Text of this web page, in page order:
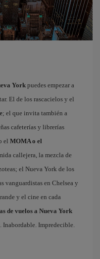
York puedes empezar a
El de los rascacielos y el
; el que invita también a
cafeterías y librerías
el MOMA o el
callejera, la mezcla de
el Nueva York de los
vanguardistas en Chelsea y
y el cine en cada
de vuelos a Nueva York
Inabordable. Impredecible.